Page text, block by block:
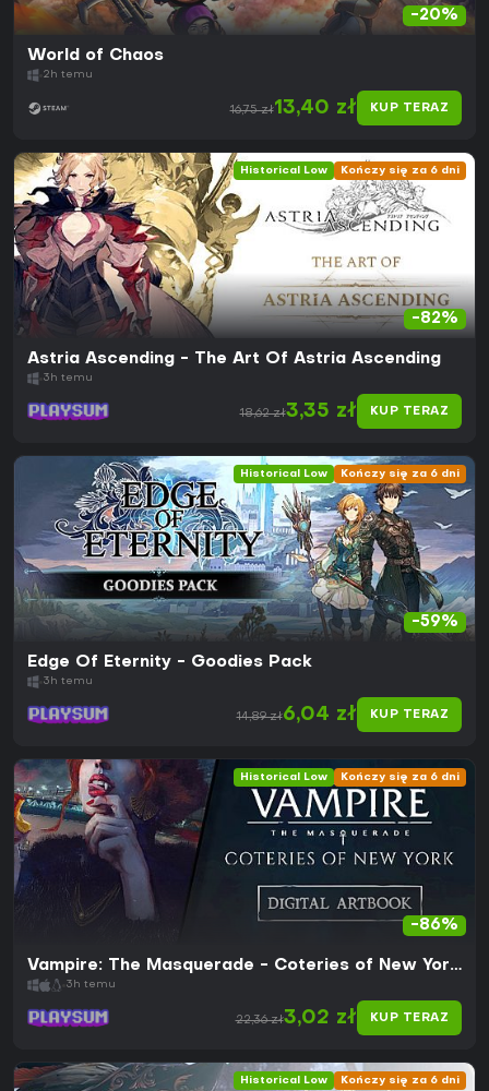
-20%
World of Chaos
2h temu
16,75 zł13,40 zł KUP TERAZ
Historical Low Kończy się za 6 dni
-82%
Astria Ascending - The Art Of Astria Ascending
3h temu
18,62 zł3,35 zł KUP TERAZ
Historical Low Kończy się za 6 dni
-59%
Edge Of Eternity - Goodies Pack
3h temu
14,89 zł6,04 zł KUP TERAZ
Historical Low Kończy się za 6 dni
-86%
Vampire: The Masquerade - Coteries of New York
Artbook
3h temu
22,36 zł3,02 zł KUP TERAZ
Historical Low Kończy się za 6 dni